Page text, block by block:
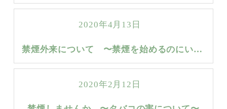
2020年4月13日
禁煙外来について 〜禁煙を始めるのにいいタイミングです〜
2020年2月12日